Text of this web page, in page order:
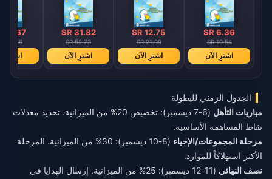
SR 6.36
SR 10.54
اشترِ الآن
SR 12.75
SR 21.09
اشترِ الآن
SR 31.82
SR 52.73
اشترِ الآن
63.67
105.46
اشترِ
الجدول الزمني للبطولة
مباريات التأهل
(6-7 ديسمبر): تخصيص 20% من الميزانية. تحديد معدلات
نقاط المساهمة الأساسية.
مرحلة المجموعات/الإحياء
(8-10 ديسمبر): 30% من الميزانية. المرحلة
الأكثر استهلاكاً للموارد.
نصف النهائي
(11-12 ديسمبر): 25% من الميزانية. إرسال الهدايا في